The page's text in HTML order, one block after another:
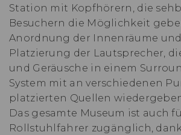
Station mit Kopfhörern, die
Besuchern die Möglichkeit
Anordnung der Innenräume
Platzierung der Lautsprecher,
und Geräusche in einem
System mit an verschiedenen
platzierten Quellen
Das gesamte Museum ist auch
Rollstuhlfahrer zugänglich,